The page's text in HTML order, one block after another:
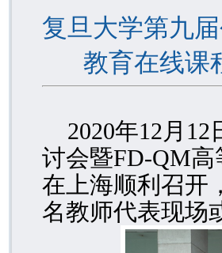
复旦大学第九
教育在线课
2020年12月 12
讨会暨FD-QM高
在上海顺利召开
名教师代表现场